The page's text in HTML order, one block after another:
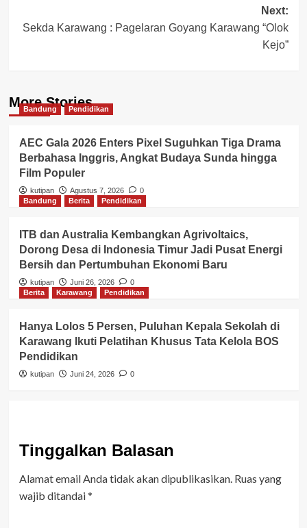
Next:
Sekda Karawang : Pagelaran Goyang Karawang “Olok
Kejo”
More Stories
Bandung Pendidikan
AEC Gala 2026 Enters Pixel Suguhkan Tiga Drama
Berbahasa Inggris, Angkat Budaya Sunda hingga
Film Populer
kutipan Agustus 7, 2026
0
Bandung
Berita Pendidikan
ITB dan Australia Kembangkan Agrivoltaics,
Dorong Desa di Indonesia Timur Jadi Pusat Energi
Bersih dan Pertumbuhan Ekonomi Baru
kutipan Juni 26, 2026
0
Berita
Karawang Pendidikan
Hanya Lolos 5 Persen, Puluhan Kepala Sekolah di
Karawang Ikuti Pelatihan Khusus Tata Kelola BOS
Pendidikan
kutipan Juni 24, 2026 0
Tinggalkan Balasan
Alamat email Anda tidak akan dipublikasikan. Ruas yang
wajib ditandai*